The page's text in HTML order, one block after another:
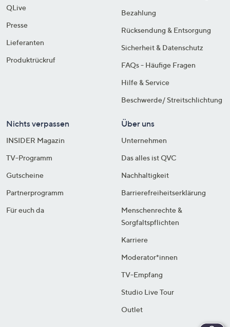
QLive
Presse
Lieferanten
Produktrückruf
Bezahlung
Rücksendung & Entsorgung
Sicherheit & Datenschutz
FAQs - Häufige Fragen
Hilfe & Service
Beschwerde/ Streitschlichtung
Nichts verpassen
INSIDER Magazin
TV-Programm
Gutscheine
Partnerprogramm
Für euch da
Über uns
Unternehmen
Das alles ist QVC
Nachhaltigkeit
Barrierefreiheitserklärung
Menschenrechte &
Sorgfaltspflichten
Karriere
Moderator*innen
TV-Empfang
Studio Live Tour
Outlet